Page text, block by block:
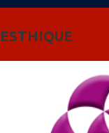
ESTHIQUE